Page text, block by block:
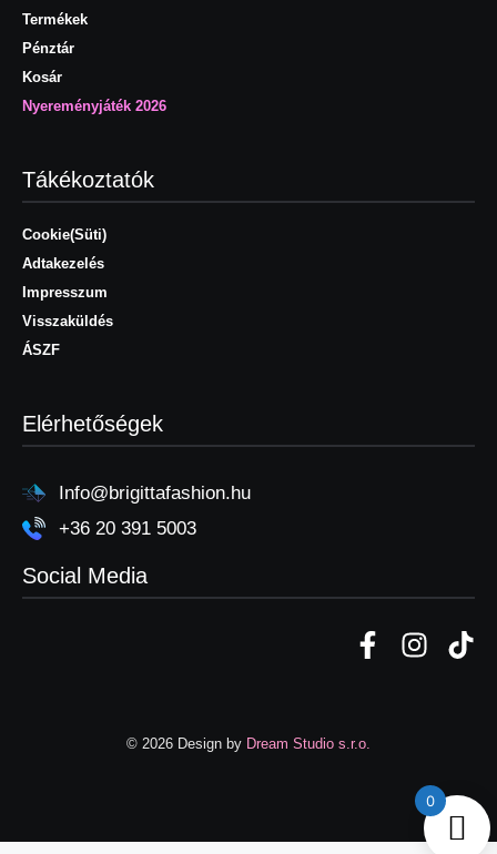
Termékek
Pénztár
Kosár
Nyereményjáték 2026
Tákékoztatók
Cookie(Süti)
Adtakezelés
Impresszum
Visszaküldés
ÁSZF
Elérhetőségek
Info@brigittafashion.hu
+36 20 391 5003
Social Media
© 2026 Design by Dream Studio s.r.o.
0